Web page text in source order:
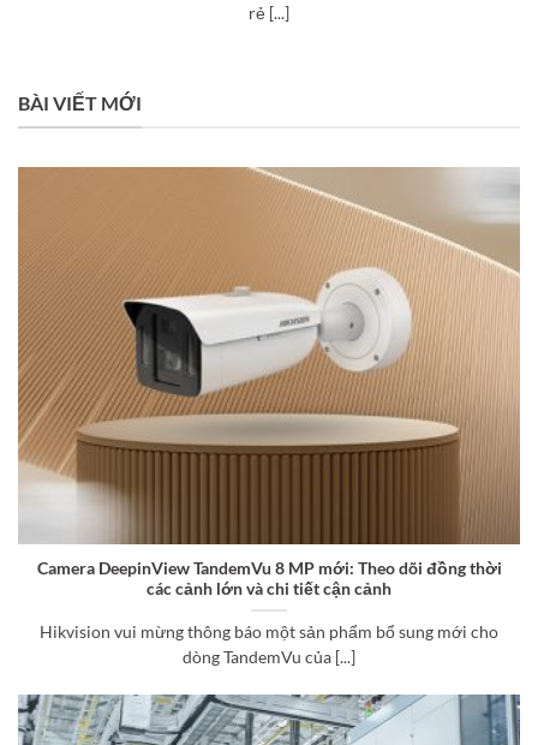
rẻ [...]
BÀI VIẾT MỚI
Camera DeepinView TandemVu 8 MP mới: Theo dõi đồng thời
các cảnh lớn và chi tiết cận cảnh
Hikvision vui mừng thông báo một sản phẩm bổ sung mới cho
dòng TandemVu của [...]